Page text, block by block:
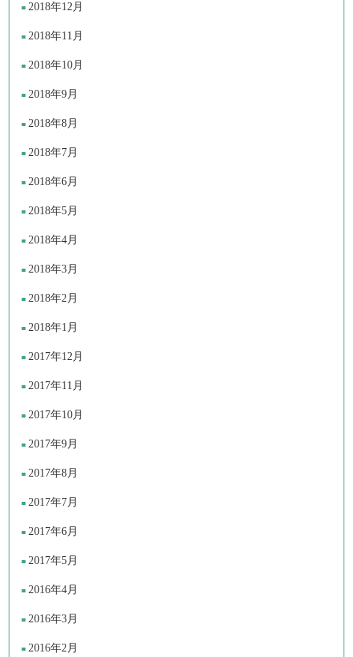
2018年12月
2018年11月
2018年10月
2018年9月
2018年8月
2018年7月
2018年6月
2018年5月
2018年4月
2018年3月
2018年2月
2018年1月
2017年12月
2017年11月
2017年10月
2017年9月
2017年8月
2017年7月
2017年6月
2017年5月
2016年4月
2016年3月
2016年2月